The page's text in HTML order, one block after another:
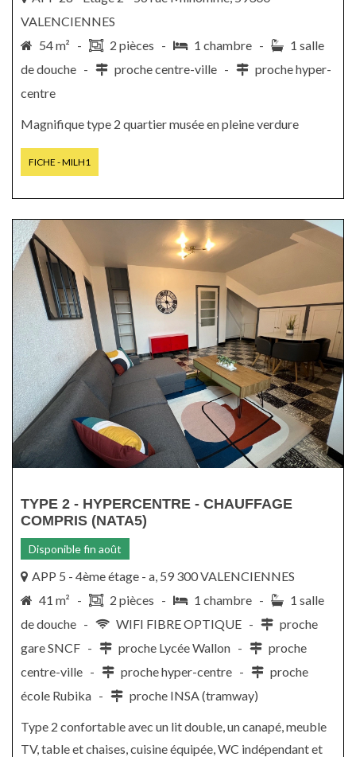
VALENCIENNES
54 m² -
2 pièces - 1 chambre -
1 salle
de douche -
proche centre-ville -
proche hyper-
centre
Magnifique type 2 quartier musée en pleine verdure
FICHE - MILH1
TYPE 2 - HYPERCENTRE - CHAUFFAGE
COMPRIS (NATA5)
Disponible fin août
APP 5 - 4ème étage - a, 59 300 VALENCIENNES
41 m² -
2 pièces - 1 chambre -
1 salle
de douche -
WIFI FIBRE OPTIQUE -
proche
gare SNCF -
proche Lycée Wallon -
proche
centre-ville -
proche hyper-centre -
proche
école Rubika -
proche INSA (tramway)
Type 2 confortable avec un lit double, un canapé, meuble
TV, table et chaises, cuisine équipée, WC indépendant et